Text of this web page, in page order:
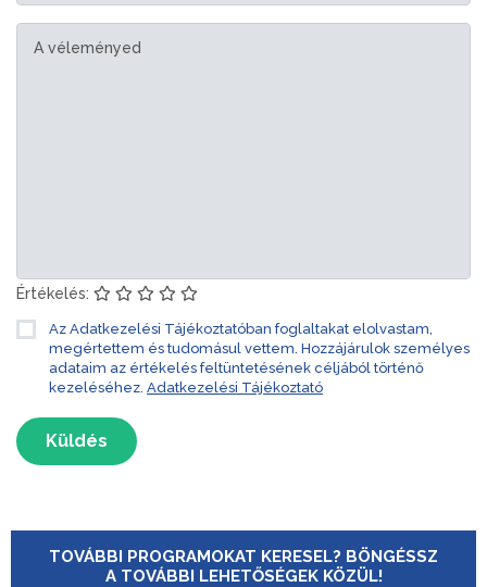
Értékelés:
Az Adatkezelési Tájékoztatóban foglaltakat elolvastam,
megértettem és tudomásul vettem. Hozzájárulok személyes
adataim az értékelés feltüntetésének céljából történő
kezeléséhez. Adatkezelési Tájékoztató
Küldés
TOVÁBBI PROGRAMOKAT KERESEL? BÖNGÉSSZ
A TOVÁBBI LEHETŐSÉGEK KÖZÜL!